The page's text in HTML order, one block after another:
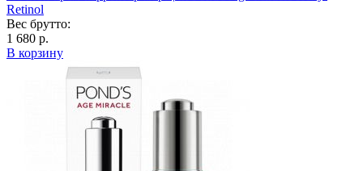
Retinol
Вес брутто:
1 680 р.
В корзину